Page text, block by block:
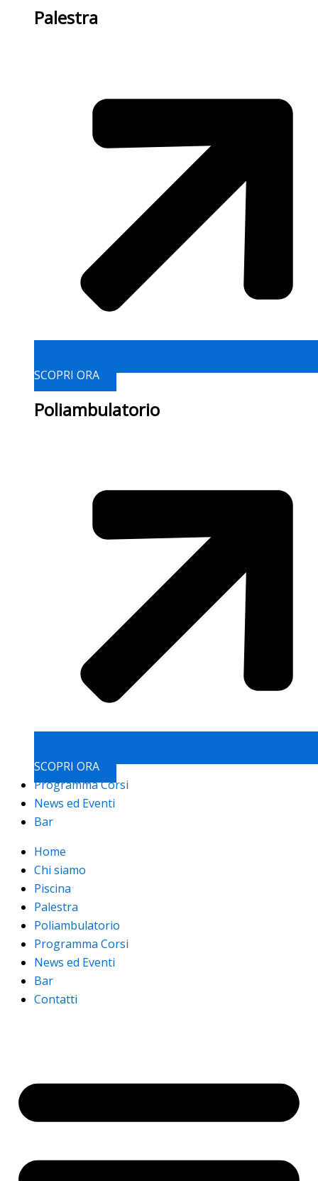
Palestra
SCOPRI ORA
Poliambulatorio
SCOPRI ORA
Programma Corsi
News ed Eventi
Bar
Home
Chi siamo
Piscina
Palestra
Poliambulatorio
Programma Corsi
News ed Eventi
Bar
Contatti